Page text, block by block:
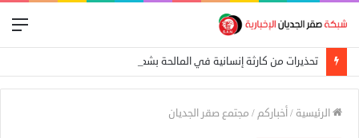
الرئيسية /أخباركم/ مجتمع صقر الجديان